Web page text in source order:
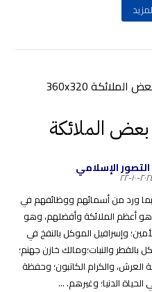
الملائكة
الإسلامي
١٠-٢٢
ورد من أسمائهم ووظائفهم في
وهو أعظم الملائكة وأفضلهم، وهو
وإسرافيل الموكل بالنفخ في
بالقطر والنبات؛ومالك خازن جهنم؛
العرش، والكرام الكاتبون؛ وحفظة
الدنيا؛ وغيرهم. ...